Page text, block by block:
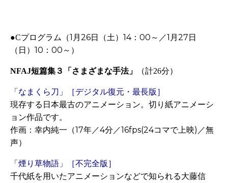
●Cプログラム（1 月26日（土） 14： 00 ～ ／1 月27日
（日） 10 ： 00 ～ ）
NFAJ短篇集３「さまざまな手法」 （計26分）
「なまくら刀」［デジタル復元・最長版］
現存する日本最古のアニメーション。切り紙アニメーシ
ョン作品です。
作画：幸内純一（17年／4分／16fps(24コマで上映)／無
声）
「煙り草物語」［不完全版］
千代紙を用いたアニメーションなどで知られる大藤信